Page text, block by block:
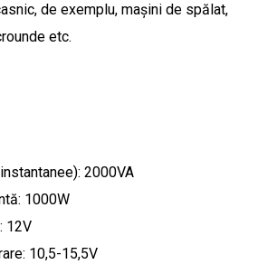
de exemplu, mașini de spălat,
etc.
2000VA
1000W
12V
10,5-15,5V